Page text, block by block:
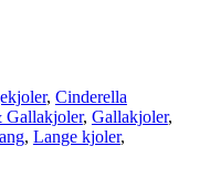
, Cinderella
Gallakjoler, Gallakjoler,
, Lange kjoler,